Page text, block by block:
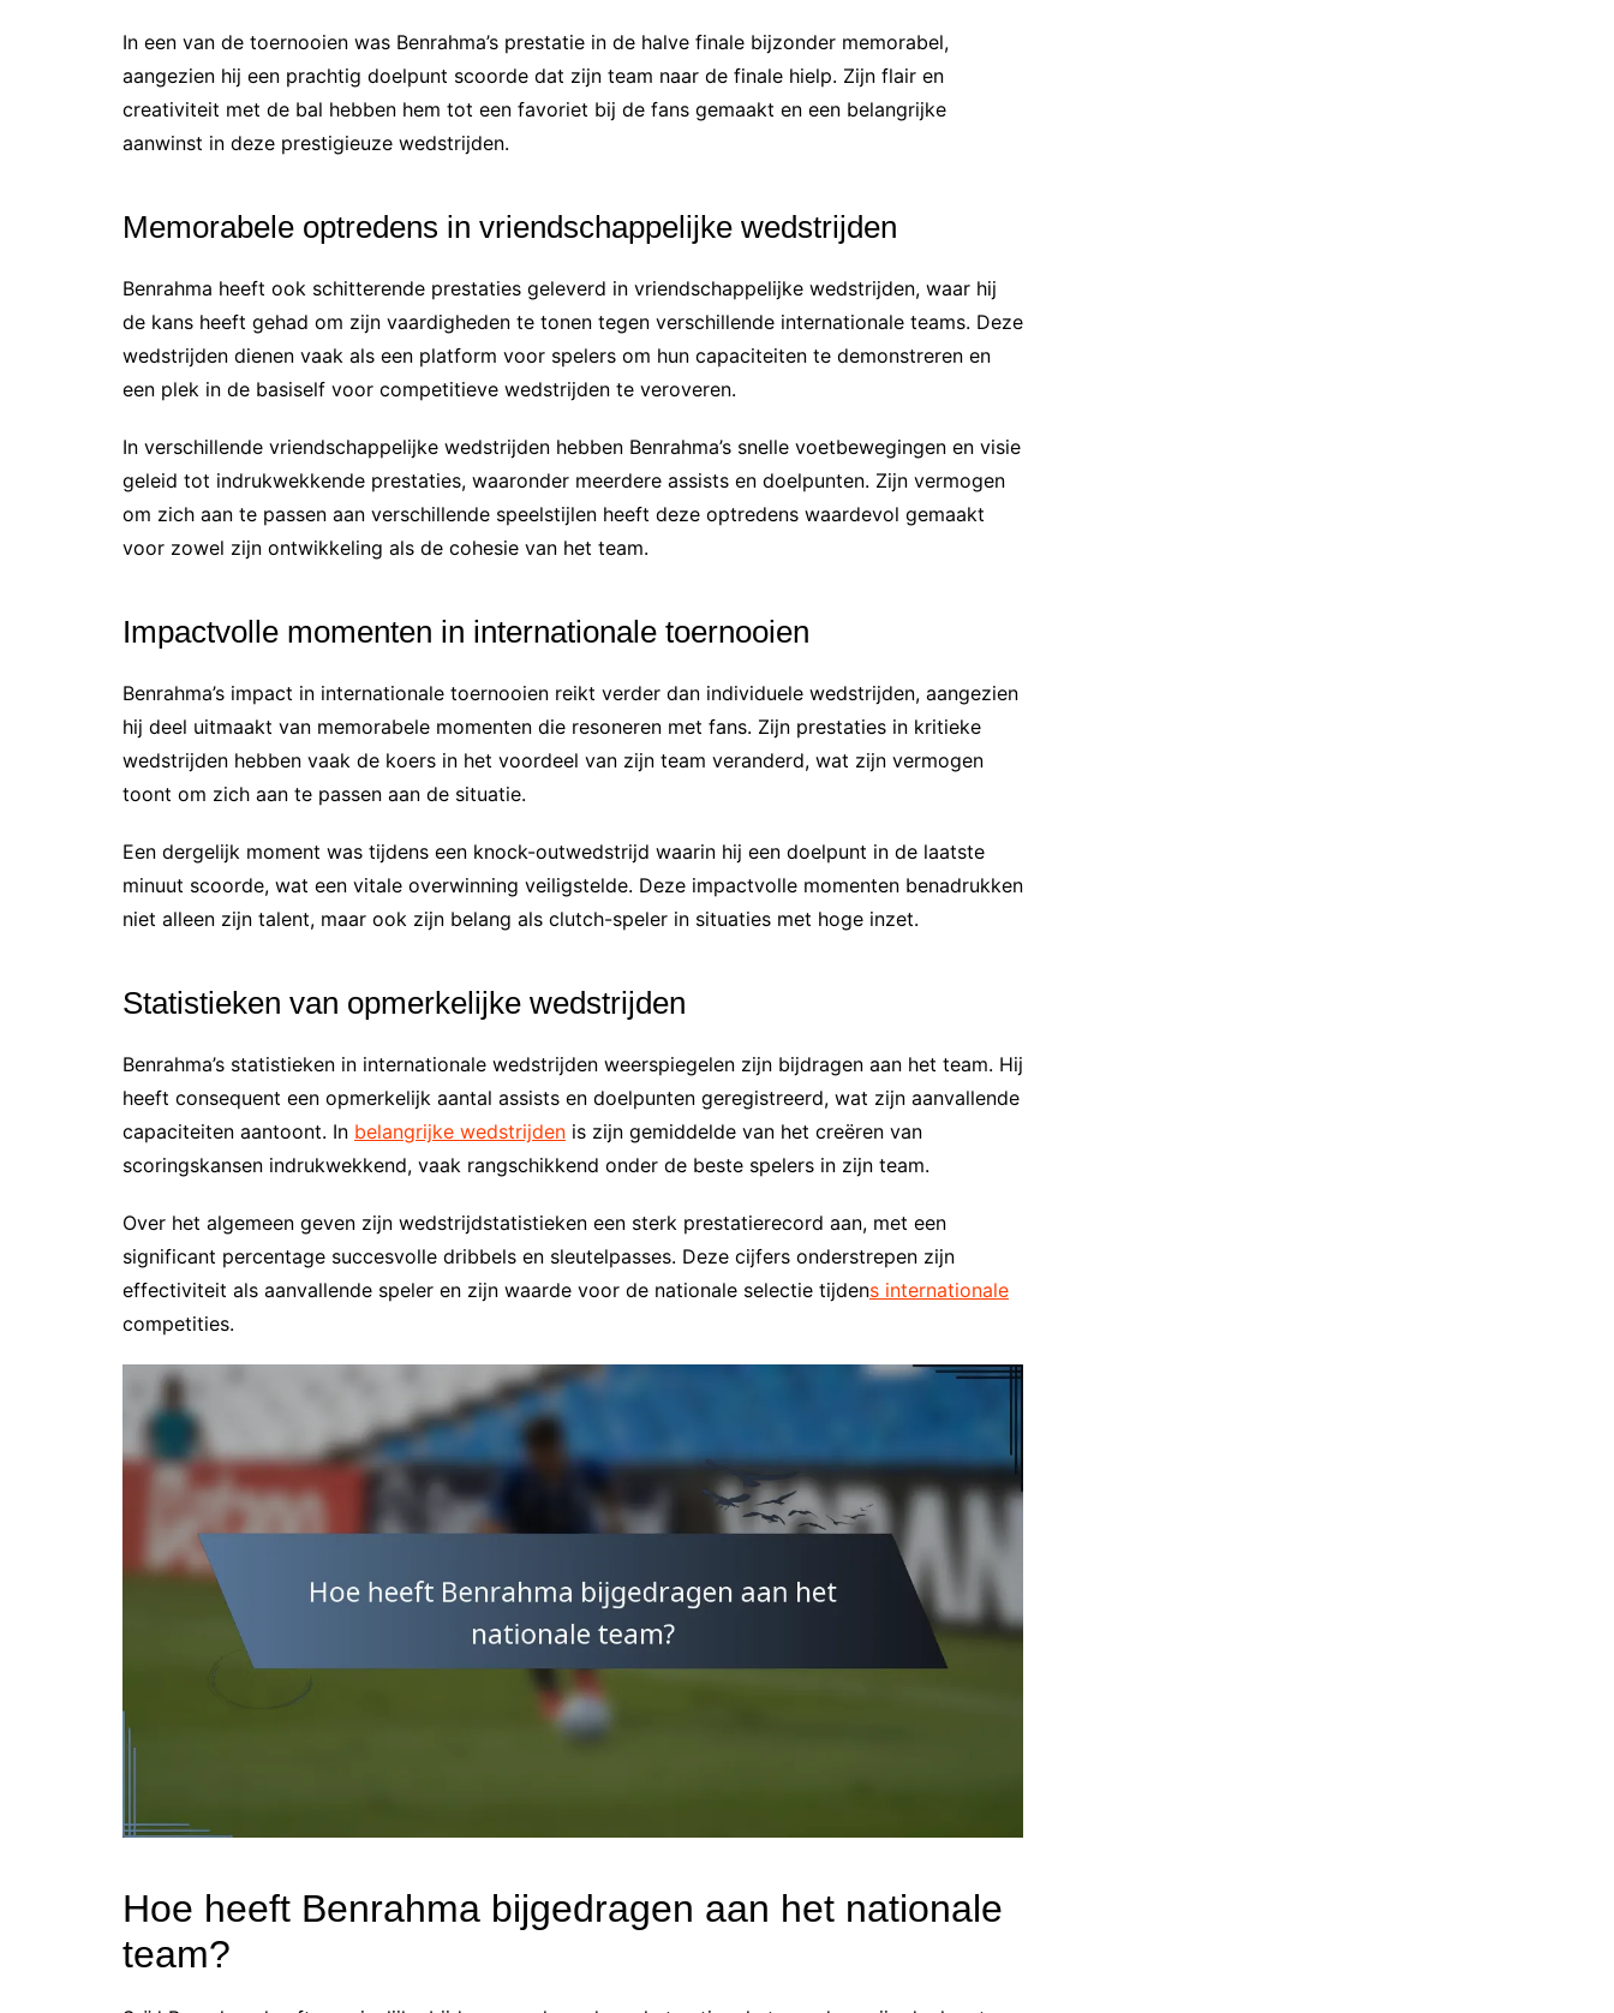
In een van de toernooien was Benrahma’s prestatie in de halve finale bijzonder memorabel,
aangezien hij een prachtig doelpunt scoorde dat zijn team naar de finale hielp. Zijn flair en
creativiteit met de bal hebben hem tot een favoriet bij de fans gemaakt en een belangrijke
aanwinst in deze prestigieuze wedstrijden.
Memorabele optredens in vriendschappelijke wedstrijden
Benrahma heeft ook schitterende prestaties geleverd in vriendschappelijke wedstrijden, waar hij
de kans heeft gehad om zijn vaardigheden te tonen tegen verschillende internationale teams. Deze
wedstrijden dienen vaak als een platform voor spelers om hun capaciteiten te demonstreren en
een plek in de basiself voor competitieve wedstrijden te veroveren.
In verschillende vriendschappelijke wedstrijden hebben Benrahma’s snelle voetbewegingen en visie
geleid tot indrukwekkende prestaties, waaronder meerdere assists en doelpunten. Zijn vermogen
om zich aan te passen aan verschillende speelstijlen heeft deze optredens waardevol gemaakt
voor zowel zijn ontwikkeling als de cohesie van het team.
Impactvolle momenten in internationale toernooien
Benrahma’s impact in internationale toernooien reikt verder dan individuele wedstrijden, aangezien
hij deel uitmaakt van memorabele momenten die resoneren met fans. Zijn prestaties in kritieke
wedstrijden hebben vaak de koers in het voordeel van zijn team veranderd, wat zijn vermogen
toont om zich aan te passen aan de situatie.
Een dergelijk moment was tijdens een knock-outwedstrijd waarin hij een doelpunt in de laatste
minuut scoorde, wat een vitale overwinning veiligstelde. Deze impactvolle momenten benadrukken
niet alleen zijn talent, maar ook zijn belang als clutch-speler in situaties met hoge inzet.
Statistieken van opmerkelijke wedstrijden
Benrahma’s statistieken in internationale wedstrijden weerspiegelen zijn bijdragen aan het team. Hij
heeft consequent een opmerkelijk aantal assists en doelpunten geregistreerd, wat zijn aanvallende
capaciteiten aantoont. In belangrijke wedstrijden is zijn gemiddelde van het creëren van
scoringskansen indrukwekkend, vaak rangschikkend onder de beste spelers in zijn team.
Over het algemeen geven zijn wedstrijdstatistieken een sterk prestatierecord aan, met een
significant percentage succesvolle dribbels en sleutelpasses. Deze cijfers onderstrepen zijn
effectiviteit als aanvallende speler en zijn waarde voor de nationale selectie tijdens internationale
competities.
Hoe heeft Benrahma bijgedragen aan het nationale
team?